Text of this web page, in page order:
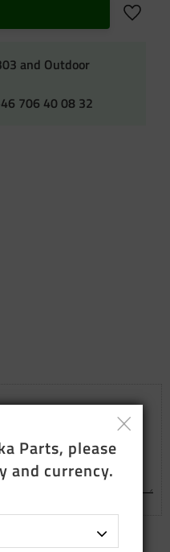
Add to
and Outdoor
706 40 08 32
Parts, please
and currency.